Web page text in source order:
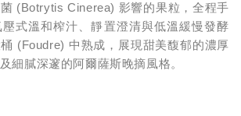
(Botrytis Cinerea) 影響的果粒，全程手
式溫和榨汁、靜置澄清與低溫緩慢發酵
(Foudre) 中熟成，展現甜美馥郁的濃厚
細膩深邃的阿爾薩斯晚摘風格。